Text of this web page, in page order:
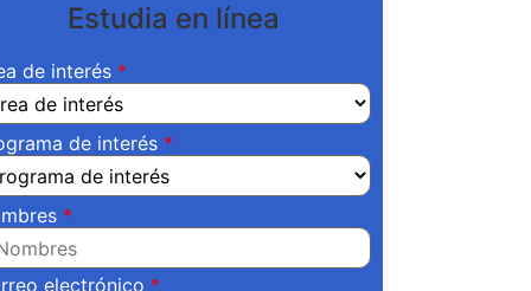
Estudia en línea
de interés
de interés
electrónico